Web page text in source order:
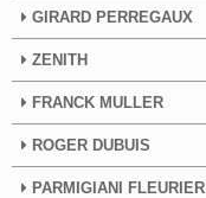
GIRARD PERREGAUX
ZENITH
FRANCK MULLER
ROGER DUBUIS
PARMIGIANI FLEURIER